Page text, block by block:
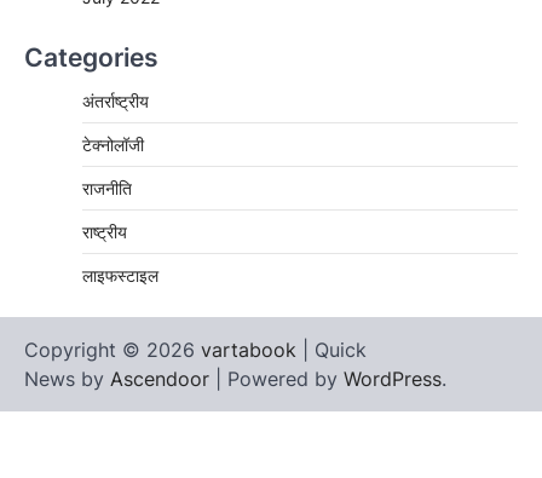
Categories
अंतर्राष्ट्रीय
टेक्नोलॉजी
राजनीति
राष्ट्रीय
लाइफस्टाइल
Copyright © 2026 vartabook | Quick
News by Ascendoor | Powered by WordPress.